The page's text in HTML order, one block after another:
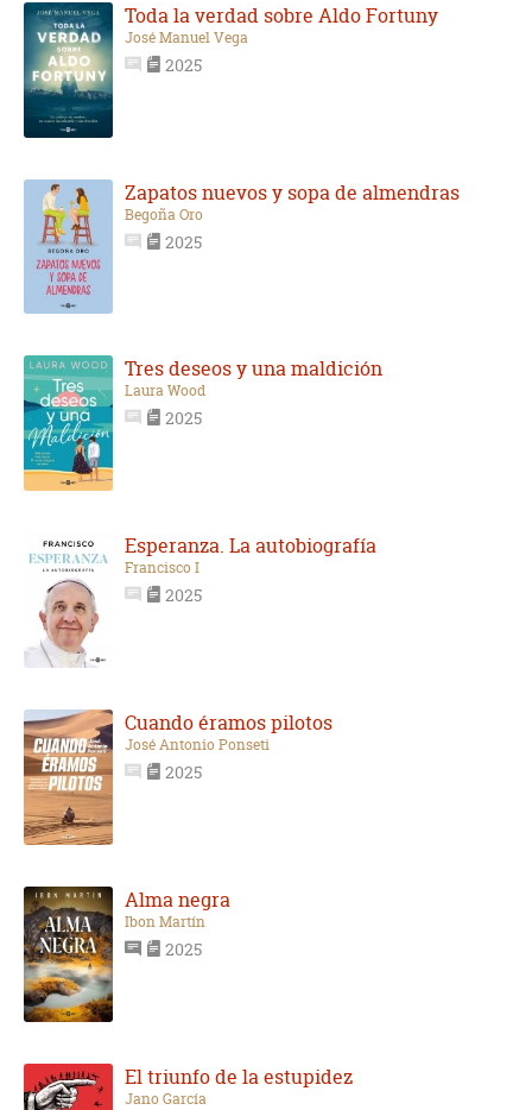
Toda la verdad sobre Aldo Fortuny
José Manuel Vega
2025
Zapatos nuevos y sopa de almendras
Begoña Oro
2025
Tres deseos y una maldición
Laura Wood
2025
Esperanza. La autobiografía
Francisco I
2025
Cuando éramos pilotos
José Antonio Ponseti
2025
Alma negra
Ibon Martín
2025
El triunfo de la estupidez
Jano García